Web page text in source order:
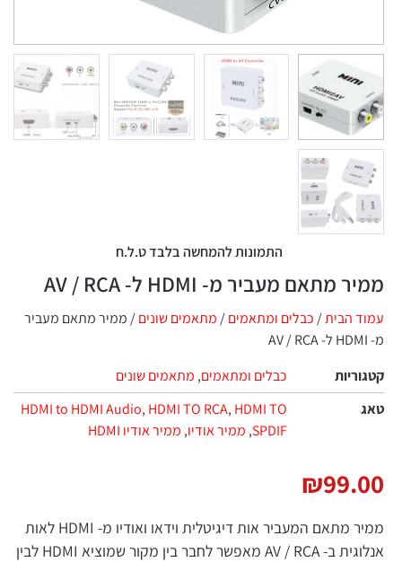
התמונות להמחשה בלבד ט.ל.ח
ממיר מתאם מעביר מ- HDMI ל- AV / RCA
עמוד הבית/כבלים ומתאמים/מתאמים שונים/ ממיר מתאם מעביר
מ- HDMI ל- AV / RCA
קטגוריות
כבלים ומתאמים, מתאמים שונים
טאג
HDMI to HDMI Audio, HDMI TO RCA, HDMI TO
SPDIF
, ממיר אודיו, ממיר אודיו HDMI
₪99.00
ממיר מתאם המעביר אות דיגיטלית וידאו ואודיו מ- HDMI לאות
אנלוגית ב- AV / RCA מאפשר לחבר בין מקור שמוציא HDMI לבין